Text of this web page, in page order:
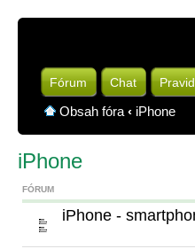
Fórum Chat
Obsah fóra ‹ iPhone
iPhone
FÓRUM
iPhone -